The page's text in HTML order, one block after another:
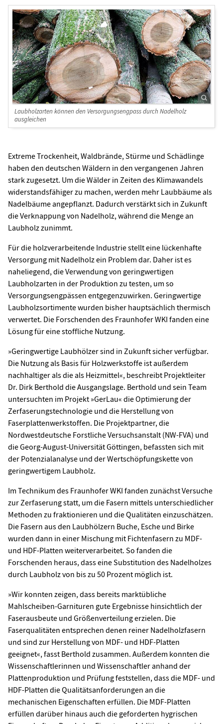
Laubholzarten können den Versorgungsengpass durch Nadelholz
ausgleichen
Extreme Trockenheit, Waldbrände, Stürme und Schädlinge
haben den deutschen Wäldern in den vergangenen Jahren
stark zugesetzt. Um die Wälder in Zeiten des Klimawandels
widerstandsfähiger zu machen, werden mehr Laubbäume als
Nadelbäume angepflanzt. Dadurch verstärkt sich in Zukunft
die Verknappung von Nadelholz, während die Menge an
Laubholz zunimmt.
Für die holzverarbeitende Industrie stellt eine lückenhafte
Versorgung mit Nadelholz ein Problem dar. Daher ist es
naheliegend, die Verwendung von geringwertigen
Laubholzarten in der Produktion zu testen, um so
Versorgungsengpässen entgegenzuwirken. Geringwertige
Laubholzsortimente wurden bisher hauptsächlich thermisch
verwertet. Die Forschenden des Fraunhofer WKI fanden eine
Lösung für eine stoffliche Nutzung.
»Geringwertige Laubhölzer sind in Zukunft sicher verfügbar.
Die Nutzung als Basis für Holzwerkstoffe ist außerdem
nachhaltiger als die als Heizmittel«, beschreibt Projektleiter
Dr. Dirk Berthold die Ausgangslage. Berthold und sein Team
untersuchten im Projekt »GerLau« die Optimierung der
Zerfaserungstechnologie und die Herstellung von
Faserplattenwerkstoffen. Die Projektpartner, die
Nordwestdeutsche Forstliche Versuchsanstalt (NW-FVA) und
die Georg-August-Universität Göttingen, befassten sich mit
der Potenzialanalyse und der Wertschöpfungskette von
geringwertigem Laubholz.
Im Technikum des Fraunhofer WKI fanden zunächst Versuche
zur Zerfaserung statt, um die Fasern mittels unterschiedlicher
Methoden zu fraktionieren und die Qualitäten einzuschätzen.
Die Fasern aus den Laubhölzern Buche, Esche und Birke
wurden dann in einer Mischung mit Fichtenfasern zu MDF-
und HDF-Platten weiterverarbeitet. So fanden die
Forschenden heraus, dass eine Substitution des Nadelholzes
durch Laubholz von bis zu 50 Prozent möglich ist.
»Wir konnten zeigen, dass bereits marktübliche
Mahlscheiben-Garnituren gute Ergebnisse hinsichtlich der
Faserausbeute und Größenverteilung erzielen. Die
Faserqualitäten entsprechen denen reiner Nadelholzfasern
und sind zur Herstellung von MDF- und HDF-Platten
geeignet«, fasst Berthold zusammen. Außerdem konnten die
Wissenschaftlerinnen und Wissenschaftler anhand der
Plattenproduktion und Prüfung feststellen, dass die MDF- und
HDF-Platten die Qualitätsanforderungen an die
mechanischen Eigenschaften erfüllen. Die MDF-Platten
erfüllen darüber hinaus auch die geforderten hygrischen